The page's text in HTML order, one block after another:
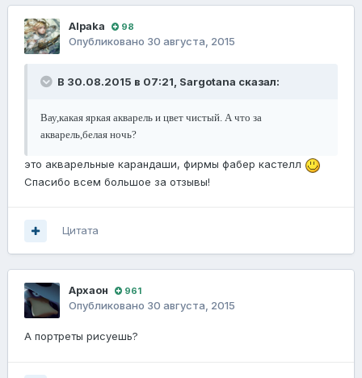
Alpaka 98
Опубликовано 30 августа, 2015
В 30.08.2015 в 07:21, Sargotana сказал:
Вау,какая яркая акварель и цвет чистый. А что за
акварель,белая ночь?
это акварельные карандаши, фирмы фабер кастелл
Спасибо всем большое за отзывы!
Цитата
Архаон 961
Опубликовано 30 августа, 2015
А портреты рисуешь?